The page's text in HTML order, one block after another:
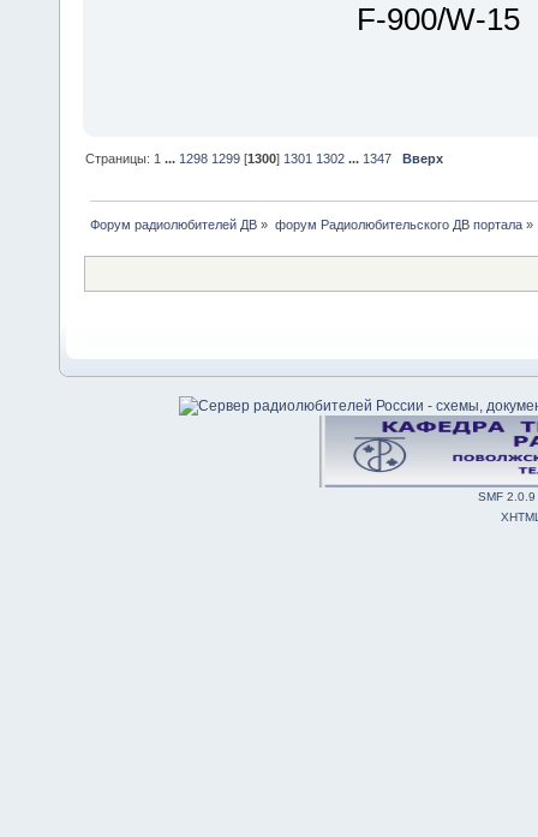
F-900/W-15
Страницы: 1 ... 1298 1299 [1300] 1301 1302 ... 1347 Вверх
Форум радиолюбителей ДВ » форум Радиолюбительского ДВ портала»
SMF 2.0.9